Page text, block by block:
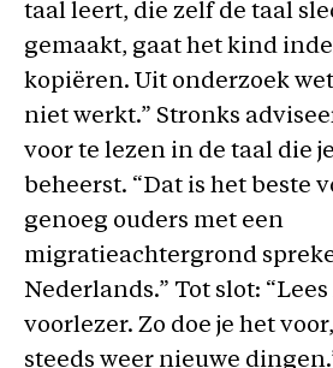
taal leert, die zelf de taal
gemaakt, gaat het kind
kopiëren. Uit onderzoek
niet werkt.” Stronks
voor te lezen in de taal die
beheerst. “Dat is het beste
genoeg ouders met een
migratieachtergrond
Nederlands.” Tot slot:
voorlezer. Zo doe je het
steeds weer nieuwe